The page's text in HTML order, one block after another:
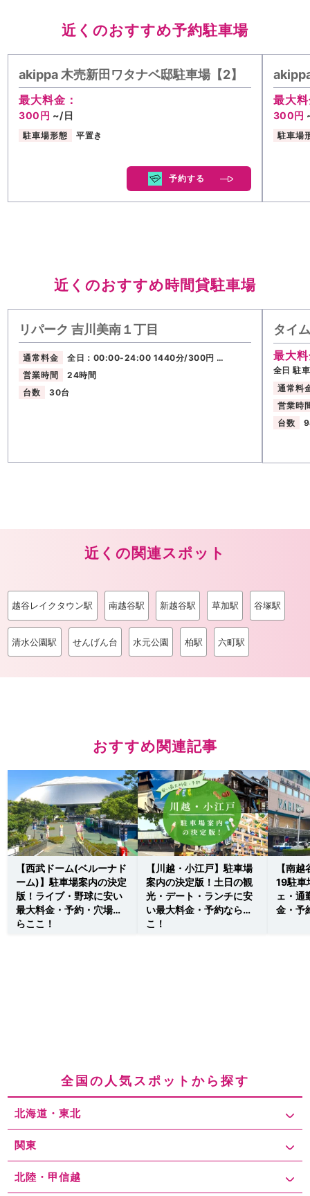
近くのおすすめ予約駐車場
akippa 木売新田ワタナベ邸駐車場【2】
最大料金：
300円 ~/日
駐車場形態 平置き
予約する
最大
300円
駐車場
近くのおすすめ時間貸駐車場
リパーク 吉川美南１丁目
通常料金
全日：00:00-24:00 1440分/300円 …
営業時間
24時間
台数
30台
タイ
最大
全日 駐
通常料
営業時
台数
近くの関連スポット
越谷レイクタウン駅 南越谷駅 新越谷駅 草加駅 谷塚駅
清水公園駅 せんげん台 水元公園 柏駅 六町駅
おすすめ関連記事
【西武ドーム(ベルーナド
ーム)】駐車場案内の決定
版！ライブ・野球に安い
最大料金・予約・穴場な
らここ！
【川越・小江戸】駐車場
案内の決定版！土日の観
光・デート・ランチに安
い最大料金・予約ならこ
こ！
【南
19駐車
ェ・通
金・予
全国の人気スポットから探す
北海道・東北
関東
北陸・甲信越